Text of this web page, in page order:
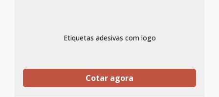
Etiquetas adesivas com logo
Cotar agora